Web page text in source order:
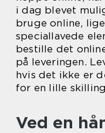
i dag blevet
bruge online,
speciallavede
bestille det
på leveringen.
hvis det ikke er
for en lille
Ved en